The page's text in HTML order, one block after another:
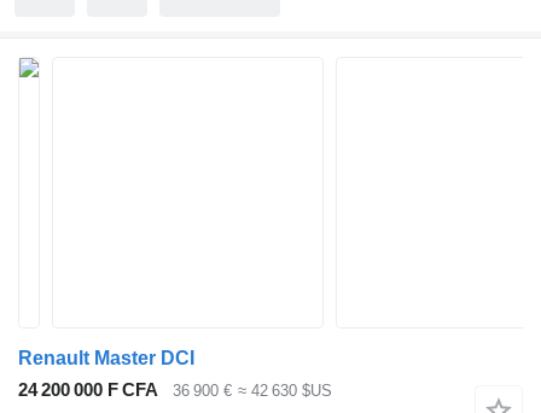
Renault Master DCI
24 200 000 F CFA
36 900 € ≈ 42 630 $US